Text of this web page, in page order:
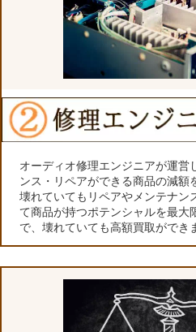
オーディオ修理エンジニアが運営
ンス・リペアができる商品の減額
壊れていてもリペアやメンテナン
て商品が持つポテンシャルを最大
で、壊れていても高額買取ができ